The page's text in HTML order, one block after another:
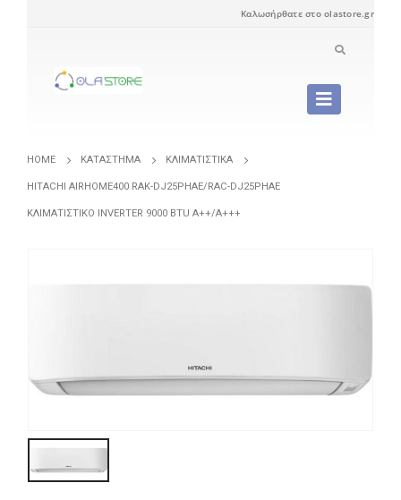
Καλωσήρθατε στο olastore.gr
HOME ΚΑΤΆΣΤΗΜΑ ΚΛΙΜΑΤΙΣΤΙΚΆ
HITACHI AIRHOME400 RAK-DJ25PHAE/RAC-DJ25PHAE
ΚΛΙΜΑΤΙΣΤΙΚΌ INVERTER 9000 BTU A++/A+++